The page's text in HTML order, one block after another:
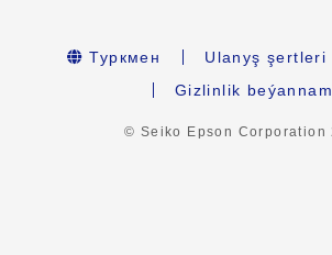
Туркмен Ulanyş şertleri
Gizlinlik
© Seiko Epson Corporation